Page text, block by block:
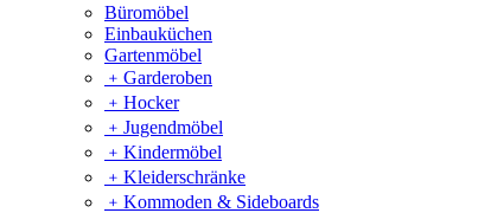
Büromöbel
Einbauküchen
Gartenmöbel
﹢ Garderoben
﹢ Hocker
﹢ Jugendmöbel
﹢ Kindermöbel
﹢ Kleiderschränke
﹢ Kommoden & Sideboards